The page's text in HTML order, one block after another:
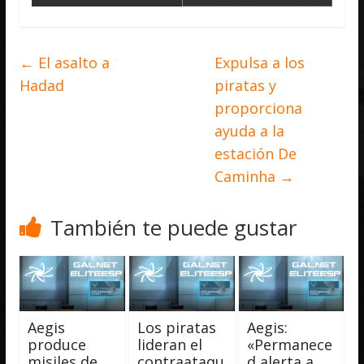
← El asalto a
Hadad
Expulsa a los
piratas y
proporciona
ayuda a la
estación De
Caminha →
También te puede gustar
Aegis
produce
Los piratas
lideran el
Aegis:
«Permanece